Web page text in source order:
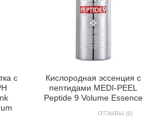
с
Кислородная эссенция с
пептидами MEDI-PEEL
Peptide 9 Volume Essence
ОТЗЫВЫ (9)